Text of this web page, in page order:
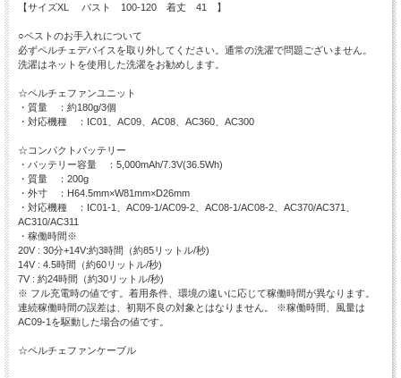
【サイズXL バスト 100-120 着丈 41 】
○ベストのお手入れについて
必ずペルチェデバイスを取り外してください。通常の洗濯で問題ございません。
洗濯はネットを使用した洗濯をお勧めします。
☆ペルチェファンユニット
・質量 ：約180g/3個
・対応機種 ：IC01、AC09、AC08、AC360、AC300
☆コンパクトバッテリー
・バッテリー容量 ：5,000mAh/7.3V(36.5Wh)
・質量 ：200g
・外寸 ：H64.5mm×W81mm×D26mm
・対応機種 ：IC01-1、AC09-1/AC09-2、AC08-1/AC08-2、AC370/AC371、
AC310/AC311
・稼働時間※
20V : 30分+14V:約3時間（約85リットル/秒)
14V : 4.5時間（約60リットル/秒)
7V : 約24時間（約30リットル/秒)
※ フル充電時の値です。着用条件、環境の違いに応じて稼働時間が異なります。
連続稼働時間の誤差は、初期不良の対象とはなりません。 ※稼働時間、風量は
AC09-1を駆動した場合の値です。
☆ペルチェファンケーブル